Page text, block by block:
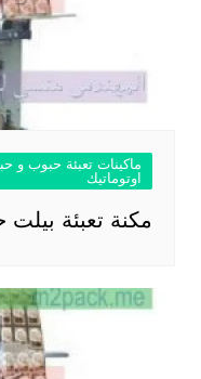
ماكينات تعبئة حبوب و
اوتوماتيك
مكنة تعبئة بيلت